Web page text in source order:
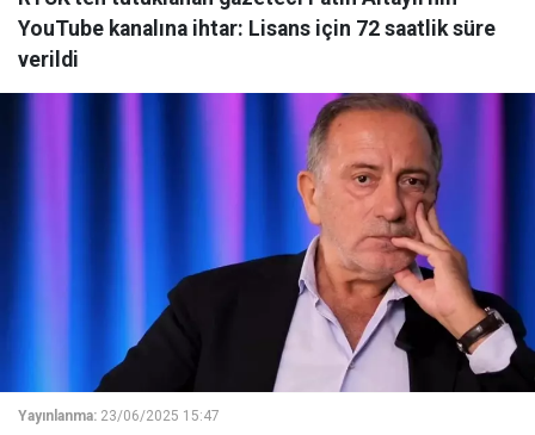
YouTube kanalına ihtar: Lisans için 72 saatlik süre
verildi
Yayınlanma: 23/06/2025 15:47